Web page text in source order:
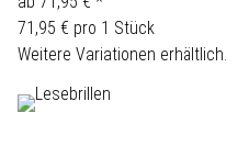
71,95 € pro 1 Stück
Weitere Variationen erhältlich.